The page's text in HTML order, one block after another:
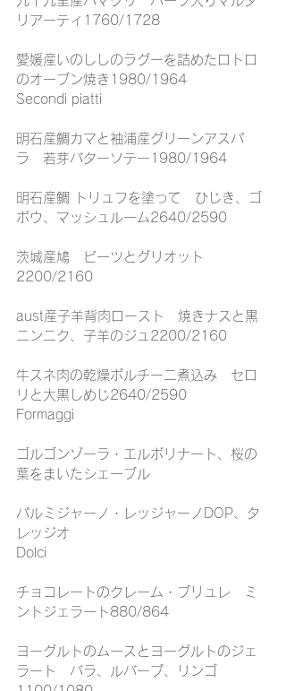
リアーティ1760/1728
愛媛産いのししのラグーを詰めたロトロ
のオーブン焼き1980/1964
Secondi piatti
明石産鯛カマと袖浦産グリーンアスパ
ラ　若芽バターソテー1980/1964
明石産鯛 トリュフを塗って　ひじき、ゴ
ボウ、マッシュルーム2640/2590
茨城産鳩　ビーツとグリオット
2200/2160
aust産子羊背肉ロースト　焼きナスと黒
ニンニク、子羊のジュ2200/2160
牛スネ肉の乾燥ポルチーニ煮込み　セロ
リと大黒しめじ2640/2590
Formaggi
ゴルゴンゾーラ・エルボリナート、桜の
葉をまいたシェーブル
パルミジャーノ・レッジャーノDOP、タ
レッジオ
Dolci
チョコレートのクレーム・ブリュレ　ミ
ントジェラート880/864
ヨーグルトのムースとヨーグルトのジェ
ラート　バラ、ルバーブ、リンゴ